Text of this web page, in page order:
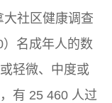
社区健康调查
名成年人的数
轻微、中度或
有 25 460 人过